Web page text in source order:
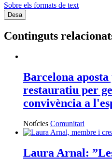
Sobre els formats de text
Continguts
Barcelona
restauratiu per
convivència a
Notícies Comunitari
Laura Arnal: